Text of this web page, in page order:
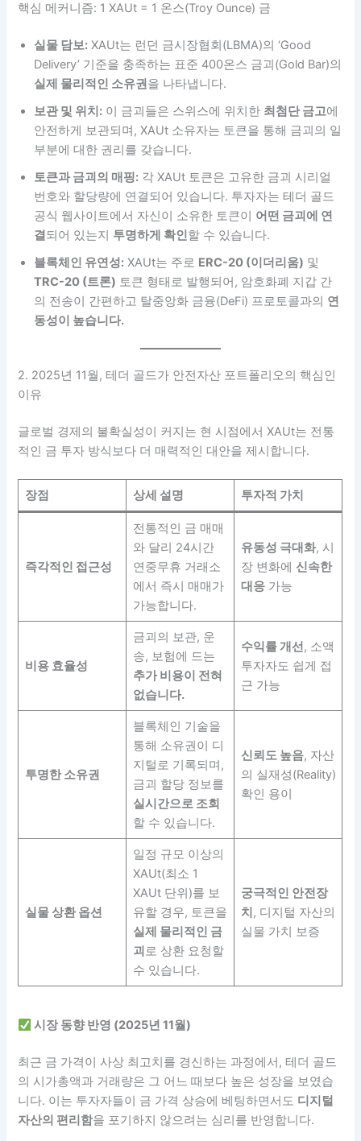
핵심 메커니즘: 1 XAUt = 1 온스(Troy Ounce) 금
실물 담보: XAUt는 런던 금시장협회(LBMA)의 ‘Good
Delivery’ 기준을 충족하는 표준 400온스 금괴(Gold Bar)의
실제 물리적인 소유권을 나타냅니다.
보관 및 위치: 이 금괴들은 스위스에 위치한 최첨단 금고에
안전하게 보관되며, XAUt 소유자는 토큰을 통해 금괴의 일
부분에 대한 권리를 갖습니다.
토큰과 금괴의 매핑: 각 XAUt 토큰은 고유한 금괴 시리얼
번호와 할당량에 연결되어 있습니다. 투자자는 테더 골드
공식 웹사이트에서 자신이 소유한 토큰이 어떤 금괴에 연
결되어 있는지 투명하게 확인할 수 있습니다.
블록체인 유연성: XAUt는 주로 ERC-20 (이더리움) 및
TRC-20 (트론) 토큰 형태로 발행되어, 암호화폐 지갑 간
의 전송이 간편하고 탈중앙화 금융(DeFi) 프로토콜과의 연
동성이 높습니다.
2. 2025년 11월, 테더 골드가 안전자산 포트폴리오의 핵심인
이유
글로벌 경제의 불확실성이 커지는 현 시점에서 XAUt는 전통
적인 금 투자 방식보다 더 매력적인 대안을 제시합니다.
장점 상세 설명 투자적 가치
즉각적인 접근성
전통적인 금 매매
와 달리 24시간
연중무휴 거래소
에서 즉시 매매가
가능합니다.
유동성 극대화, 시
장 변화에 신속한
대응가능
비용 효율성
금괴의 보관, 운
송, 보험에 드는
추가 비용이 전혀
없습니다.
수익률 개선, 소액
투자자도 쉽게 접
근 가능
투명한 소유권
블록체인 기술을
통해 소유권이 디
지털로 기록되며,
금괴 할당 정보를
실시간으로 조회
할 수 있습니다.
신뢰도 높음, 자산
의 실재성(Reality)
확인 용이
실물 상환 옵션
일정 규모 이상의
XAUt(최소 1
XAUt 단위)를 보
유할 경우, 토큰을
실제 물리적인 금
괴 로 상환 요청할
수 있습니다.
궁극적인 안전장
치 , 디지털 자산의
실물 가치 보증
시장 동향 반영 (2025년 11월)
최근 금 가격이 사상 최고치를 경신하는 과정에서, 테더 골드
의 시가총액과 거래량은 그 어느 때보다 높은 성장을 보였습
니다. 이는 투자자들이 금 가격 상승에 베팅하면서도 디지털
자산의 편리함을 포기하지 않으려는 심리를 반영합니다.